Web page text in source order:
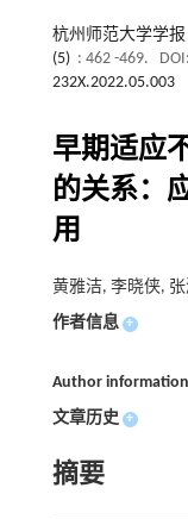
杭州师范大学学报
(5) : 462 -469. DOI:
232X.2022.05.003
早期适应
的关系：
用
黄雅洁, 李晓侠,
作者信息 +
Author information
文章历史 +
摘要